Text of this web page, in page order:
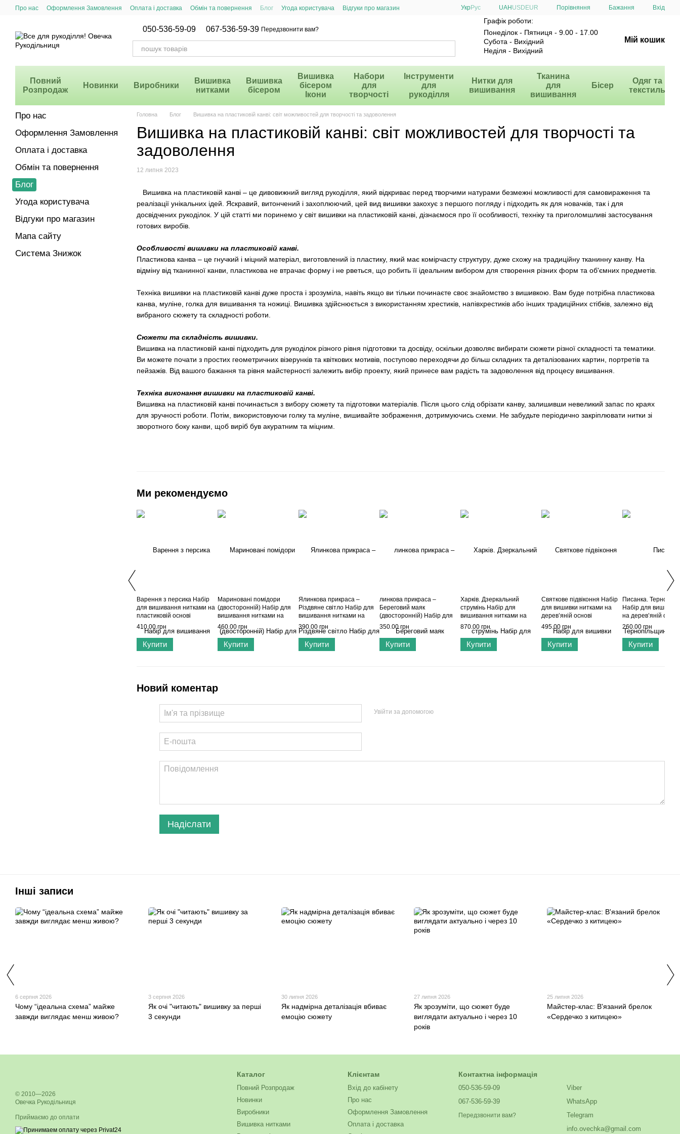
Перейти до основного контенту
Про нас Оформлення Замовлення Оплата і доставка Обмін та повернення Блог Угода користувача
Відгуки про магазин
УкрРус UAH USD EUR Порівняння Бажання Вхід
050-536-59-09 067-536-59-39 Передзвонити вам?
Графік роботи:
Понеділок - Пятниця - 9.00 - 17.00
Субота - Вихідний
Неділя - Вихідний
Мій кошик
Повний
Розпродаж
Новинки Виробники
Вишивка
нитками
Вишивка
бісером
Вишивка
бісером
Ікони
Набори
для
творчості
Інструменти
для
рукоділля
Нитки для
вишивання
Тканина
для
вишивання
Бісер
Одяг та
текстиль
Головна Блог Вишивка на пластиковій канві: світ можливостей для творчості та задоволення
Вишивка на пластиковій канві: світ можливостей для творчості та
задоволення
12 липня 2023
Вишивка на пластиковій канві – це дивовижний вигляд рукоділля, який відкриває перед творчими натурами безмежні можливості для самовираження та
реалізації унікальних ідей. Яскравий, витончений і захоплюючий, цей вид вишивки закохує з першого погляду і підходить як для новачків, так і для
досвідчених рукоділок. У цій статті ми поринемо у світ вишивки на пластиковій канві, дізнаємося про її особливості, техніку та приголомшливі застосування
готових виробів.
Особливості вишивки на пластиковій канві.
Пластикова канва – це гнучкий і міцний матеріал, виготовлений із пластику, який має комірчасту структуру, дуже схожу на традиційну тканинну канву. На
відміну від тканинної канви, пластикова не втрачає форму і не рветься, що робить її ідеальним вибором для створення різних форм та об'ємних предметів.
Техніка вишивки на пластиковій канві дуже проста і зрозуміла, навіть якщо ви тільки починаєте своє знайомство з вишивкою. Вам буде потрібна пластикова
канва, муліне, голка для вишивання та ножиці. Вишивка здійснюється з використанням хрестиків, напівхрестиків або інших традиційних стібків, залежно від
вибраного сюжету та складності роботи.
Сюжети та складність вишивки.
Вишивка на пластиковій канві підходить для рукоділок різного рівня підготовки та досвіду, оскільки дозволяє вибирати сюжети різної складності та тематики.
Ви можете почати з простих геометричних візерунків та квіткових мотивів, поступово переходячи до більш складних та деталізованих картин, портретів та
пейзажів. Від вашого бажання та рівня майстерності залежить вибір проекту, який принесе вам радість та задоволення від процесу вишивання.
Техніка виконання вишивки на пластиковій канві.
Вишивка на пластиковій канві починається з вибору сюжету та підготовки матеріалів. Після цього слід обрізати канву, залишивши невеликий запас по краях
для зручності роботи. Потім, використовуючи голку та муліне, вишивайте зображення, дотримуючись схеми. Не забудьте періодично закріплювати нитки зі
зворотного боку канви, щоб виріб був акуратним та міцним.
Ми рекомендуємо
Варення з персика Набір
для вишивання нитками на
пластиковій основі
Wonderland Сrafts FLX-101
410.00 грн
Купити
Мариновані помідори
(двосторонній) Набір для
вишивання нитками на
пластиковій основі
Wonderland Сrafts FLX-110
460.00 грн
Купити
Ялинкова прикраса –
Різдвяне світло Набір для
вишивання нитками на
пластиковій основі
Wonderland Сrafts FLX-143
390.00 грн
Купити
линкова прикраса –
Береговий маяк
(двосторонній) Набір для
вишивання нитками на
пластиковій основі
Wonderland Сrafts FLX-146
350.00 грн
Купити
Харків. Дзеркальний
струмінь Набір для
вишивання нитками на
пластиковій основі
Wonderland Сrafts FLX-159
870.00 грн
Купити
Святкове підвіконня Набір
для вишивки нитками на
дерев’яній основі
Wonderland Сrafts FLW-081
495.00 грн
Купити
Писанка.
Набір для вишивки
на дерев’яній
Wonderland Сrafts
260.00 грн
Купити
Новий коментар
Увійти за допомогою
Надіслати
Про нас
Оформлення Замовлення
Оплата і доставка
Обмін та повернення
Блог
Угода користувача
Відгуки про магазин
Мапа сайту
Система Знижок
Інші записи
6 серпня 2026
Чому “ідеальна схема” майже
завжди виглядає менш живою?
3 серпня 2026
Як очі "читають" вишивку за перші
3 секунди
30 липня 2026
Як надмірна деталізація вбиває
емоцію сюжету
27 липня 2026
Як зрозуміти, що сюжет буде
виглядати актуально і через 10
років
25 липня 2026
Майстер-клас: В'язаний брелок
«Сердечко з китицею»
© 2010—2026
Овечка Рукодільниця
Приймаємо до оплати
Каталог
Повний Розпродаж
Новинки
Виробники
Вишивка нитками
Клієнтам
Вхід до кабінету
Про нас
Оформлення Замовлення
Оплата і доставка
Контактна інформація
050-536-59-09
067-536-59-39
Передзвонити вам?
Viber
WhatsApp
Telegram
info.ovechka@gmail.com